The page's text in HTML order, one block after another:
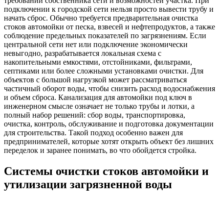
подключении к городской сети нельзя просто вывести трубу и
начать сброс. Обычно требуется предварительная очистка
стоков автомойки от песка, взвесей и нефтепродуктов, а также
соблюдение предельных показателей по загрязнениям. Если
центральной сети нет или подключение экономически
невыгодно, разрабатывается локальная схема с
накопительными емкостями, отстойниками, фильтрами,
септиками или более сложными установками очистки. Для
объектов с большой нагрузкой может рассматриваться
частичный оборот воды, чтобы снизить расход водоснабжения
и объем сброса. Канализация для автомойки под ключ в
инженерном смысле означает не только трубы и лотки, а
полный набор решений: сбор воды, транспортировка,
очистка, контроль, обслуживание и подготовка документации
для строительства. Такой подход особенно важен для
предпринимателей, которые хотят открыть объект без лишних
переделок и заранее понимать, во что обойдется стройка.
Системы очистки стоков автомойки и
утилизации загрязненной воды